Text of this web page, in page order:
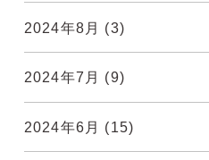
2024年8月 (3)
2024年7月 (9)
2024年6月 (15)